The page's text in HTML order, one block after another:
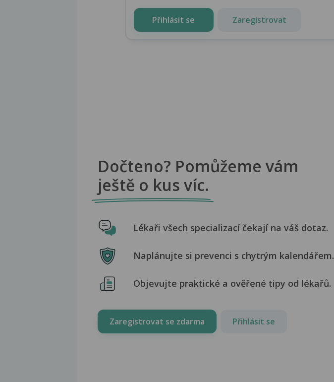
Přihlásit se Zaregistrovat
Dočteno? Pomůžeme vám
ještě o kus víc.
Lékaři všech specializací čekají na váš dotaz.
Naplánujte si prevenci s chytrým kalendářem.
Objevujte praktické a ověřené tipy od lékařů.
Zaregistrovat se zdarma Přihlásit se